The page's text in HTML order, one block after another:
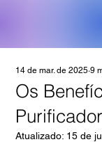
Os
14 de mar. de 2025 9
Atualizado: 15 de